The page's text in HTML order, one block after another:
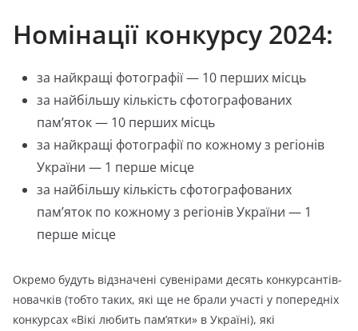
Номінації конкурсу 2024:
за найкращі фотографії — 10 перших місць
за найбільшу кількість сфотографованих
пам’яток — 10 перших місць
за найкращі фотографії по кожному з регіонів
України — 1 перше місце
за найбільшу кількість сфотографованих
пам’яток по кожному з регіонів України — 1
перше місце
Окремо будуть відзначені сувенірами десять конкурсантів-
новачків (тобто таких, які ще не брали участі у попередніх
конкурсах «Вікі любить пам’ятки» в Україні), які